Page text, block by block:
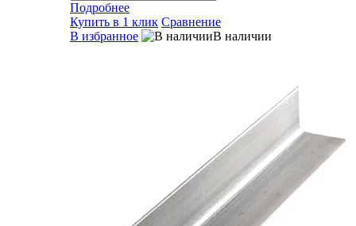
Подробнее
Купить в 1 клик Сравнение
В избранное
В наличии